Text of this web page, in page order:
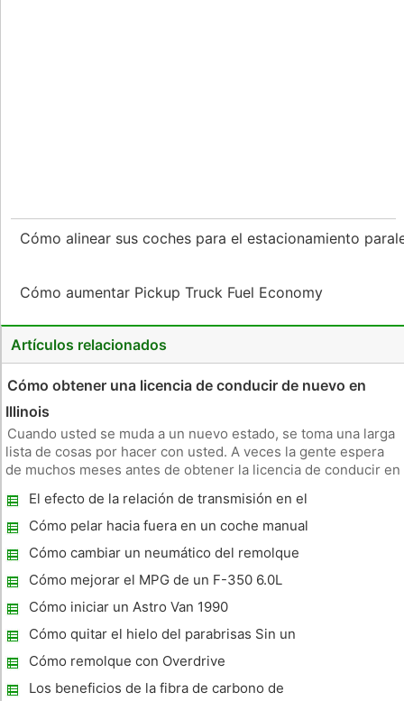
Cómo alinear sus coches para el estacionamiento
Cómo aumentar Pickup Truck Fuel Economy
Artículos relacionados
Cómo obtener una licencia de conducir de nuevo en
Illinois
Cuando usted se muda a un nuevo estado, se toma una larga
lista de cosas por hacer con usted. A veces la gente espera
de muchos meses antes de obtener la licencia de conducir en
conseguir una nueva licencia tan pronto como sea posible.
Esto le ayuda
El efecto de la relación de transmisión en el
rendimiento de la gasolina
Cómo pelar hacia fuera en un coche manual
Cómo cambiar un neumático del remolque
del caballo
Cómo mejorar el MPG de un F-350 6.0L
Cómo iniciar un Astro Van 1990
Cómo quitar el hielo del parabrisas Sin un
raspador de hielo
Cómo remolque con Overdrive
Los beneficios de la fibra de carbono de